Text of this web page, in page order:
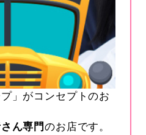
」がコンセプトのお
ん専門のお店です。